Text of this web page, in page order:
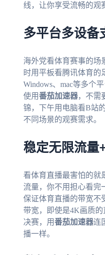
线，让你享受流畅的观
多平台多设
海外党看体育赛事的场
时用平板看腾讯体育的
Windows、mac等多个
使用番茄加速器，不需
锦，下午用电脑看B站
不同场景的观赛需求。
稳定无限流
看体育直播最害怕的就
流量，你不用担心看完
保证体育直播的带宽不
带宽，即使是4K画质
决赛，用番茄加速器连
播一样。